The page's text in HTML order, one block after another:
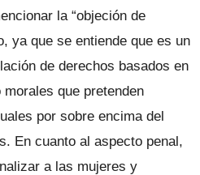
la “objeción de
ya que se entiende que es un
de derechos basados en
que pretenden
por sobre encima del
En cuanto al aspecto penal,
a las mujeres y